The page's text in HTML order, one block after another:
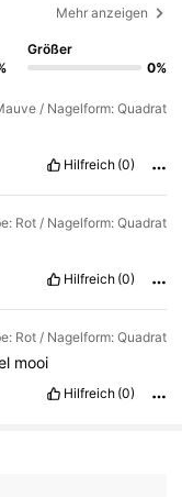
Mehr anzeigen
Größer
0%
/ Nagelform: Quadrat
Hilfreich (0)
Rot / Nagelform: Quadrat
Hilfreich (0)
Rot / Nagelform: Quadrat
mooi
Hilfreich (0)